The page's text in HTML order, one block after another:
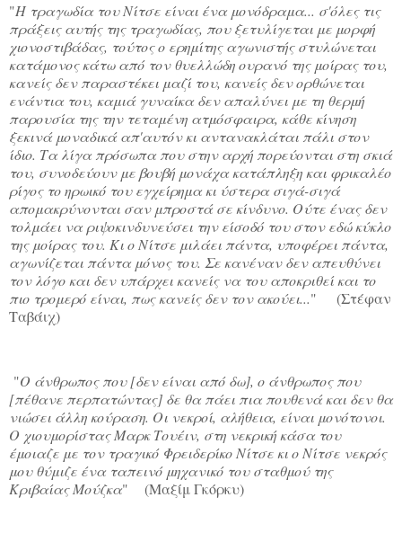
"Η τραγωδία του Νίτσε είναι ένα μονόδραμα... σ'όλες τις
πράξεις αυτής της τραγωδίας, που ξετυλίγεται με μορφή
χιονοστιβάδας, τούτος ο ερημίτης αγωνιστής στυλώνεται
κατάμονος κάτω από τον θυελλώδη ουρανό της μοίρας του,
κανείς δεν παραστέκει μαζί του, κανείς δεν ορθώνεται
ενάντια του, καμιά γυναίκα δεν απαλύνει με τη θερμή
παρουσία της την τεταμένη ατμόσφαιρα, κάθε κίνηση
ξεκινά μοναδικά απ'αυτόν κι αντανακλάται πάλι στον
ίδιο. Τα λίγα πρόσωπα που στην αρχή πορεύονται στη σκιά
του, συνοδεύουν με βουβή μονάχα κατάπληξη και φρικαλέο
ρίγος το ηρωικό του εγχείρημα κι ύστερα σιγά-σιγά
απομακρύνονται σαν μπροστά σε κίνδυνο. Ούτε ένας δεν
τολμάει να ριψοκινδυνεύσει την είσοδό του στον εδώ κύκλο
της μοίρας του. Κι ο Νίτσε μιλάει πάντα, υποφέρει πάντα,
αγωνίζεται πάντα μόνος του. Σε κανέναν δεν απευθύνει
τον λόγο και δεν υπάρχει κανείς να του αποκριθεί και το
πιο τρομερό είναι, πως κανείς δεν τον ακούει..." (Στέφαν
Ταβάιχ)
"Ο άνθρωπος που [δεν είναι από δω], ο άνθρωπος που
[πέθανε περπατώντας] δε θα πάει πια πουθενά και δεν θα
νιώσει άλλη κούραση. Οι νεκροί, αλήθεια, είναι μονότονοι.
Ο χιουμορίστας Μαρκ Τουέιν, στη νεκρική κάσα του
έμοιαζε με τον τραγικό Φρειδερίκο Νίτσε κι ο Νίτσε νεκρός
μου θύμιζε ένα ταπεινό μηχανικό του σταθμού της
Κριβαίας Μούζκα" (Μαξίμ Γκόρκυ)